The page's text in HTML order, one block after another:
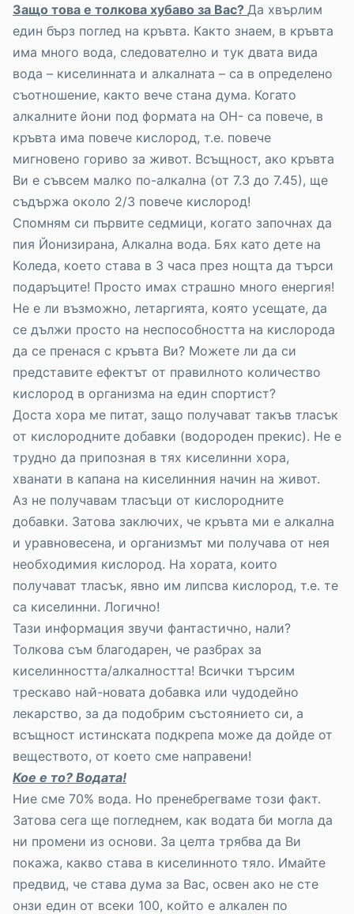
Защо това е толкова хубаво за Вас? Да хвърлим
един бърз поглед на кръвта. Както знаем, в кръвта
има много вода, следователно и тук двата вида
вода – киселинната и алкалната – са в определено
съотношение, както вече стана дума. Когато
алкалните йони под формата на ОН- са повече, в
кръвта има повече кислород, т.е. повече
мигновено гориво за живот. Всъщност, ако кръвта
Ви е съвсем малко по-алкална (от 7.3 до 7.45), ще
съдържа около 2/3 повече кислород!
Спомням си първите седмици, когато започнах да
пия Йонизирана, Алкална вода. Бях като дете на
Коледа, което става в 3 часа през нощта да търси
подаръците! Просто имах страшно много енергия!
Не е ли възможно, летаргията, която усещате, да
се дължи просто на неспособността на кислорода
да се пренася с кръвта Ви? Можете ли да си
представите ефектът от правилното количество
кислород в организма на един спортист?
Доста хора ме питат, защо получават такъв тласък
от кислородните добавки (водороден прекис). Не е
трудно да припозная в тях киселинни хора,
хванати в капана на киселинния начин на живот.
Аз не получавам тласъци от кислородните
добавки. Затова заключих, че кръвта ми е алкална
и уравновесена, и организмът ми получава от нея
необходимия кислород. На хората, които
получават тласък, явно им липсва кислород, т.е. те
са киселинни. Логично!
Тази информация звучи фантастично, нали?
Толкова съм благодарен, че разбрах за
киселинността/алкалността! Всички търсим
трескаво най-новата добавка или чудодейно
лекарство, за да подобрим състоянието си, а
всъщност истинската подкрепа може да дойде от
веществото, от което сме направени!
Кое е то? Водата!
Ние сме 70% вода. Но пренебрегваме този факт.
Затова сега ще погледнем, как водата би могла да
ни промени из основи. За целта трябва да Ви
покажа, какво става в киселинното тяло. Имайте
предвид, че става дума за Вас, освен ако не сте
онзи един от всеки 100, който е алкален по